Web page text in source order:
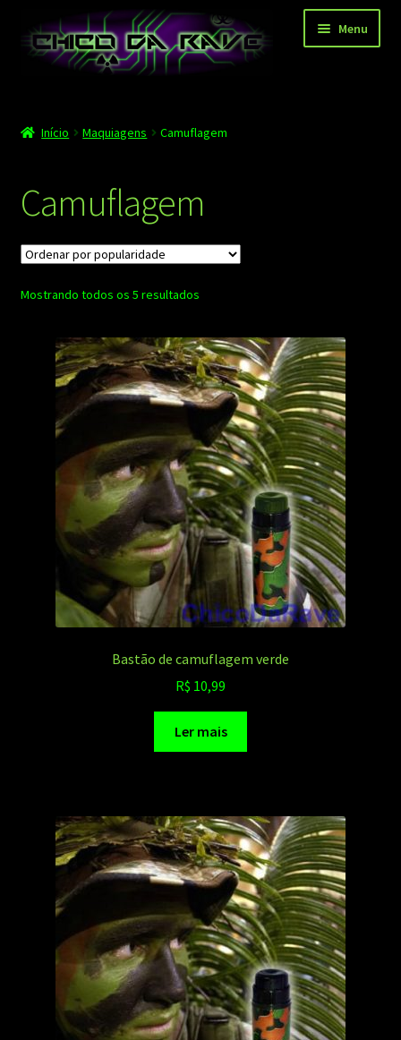
para
navegação
para
Menu
Depoimentos
Carrinho
Finalizar compra
Minha conta
Contato
Início Maquiagens Camuflagem
Camuflagem
Mostrando todos os 5 resultadosClassificado
Bastão de camuflagem verde
R$ 10,99
Ler mais